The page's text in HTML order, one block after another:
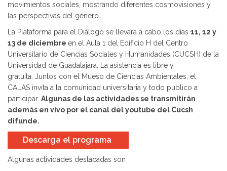
movimientos sociales, mostrando diferentes cosmovisiones y
las perspectivas del género.
La Plataforma para el Diálogo se llevará a cabo los días 11, 12 y
13 de diciembre en el Aula 1 del Edificio H del Centro
Universitario de Ciencias Sociales y Humanidades (CUCSH) de la
Universidad de Guadalajara. La asistencia es libre y
gratuita. Juntos con el Mueso de Ciencias Ambientales, el
CALAS invita a la comunidad universitaria y todo publico a
participar. Algunas de las actividades se transmitirán
además en vivo por el canal del youtube del Cucsh
difunde.
Descarga el programa
Algunas actividades destacadas son